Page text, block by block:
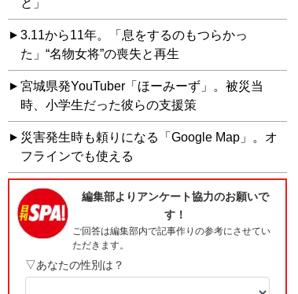
と」
3.11から11年。「息をするのもつらかっ
た」“名物女将”の喪失と再生
宮城県発YouTuber「ほーみーず」。被災当
時、小学生だった彼らの支援策
災害発生時も頼りになる「Google Map」。オ
フラインでも使える